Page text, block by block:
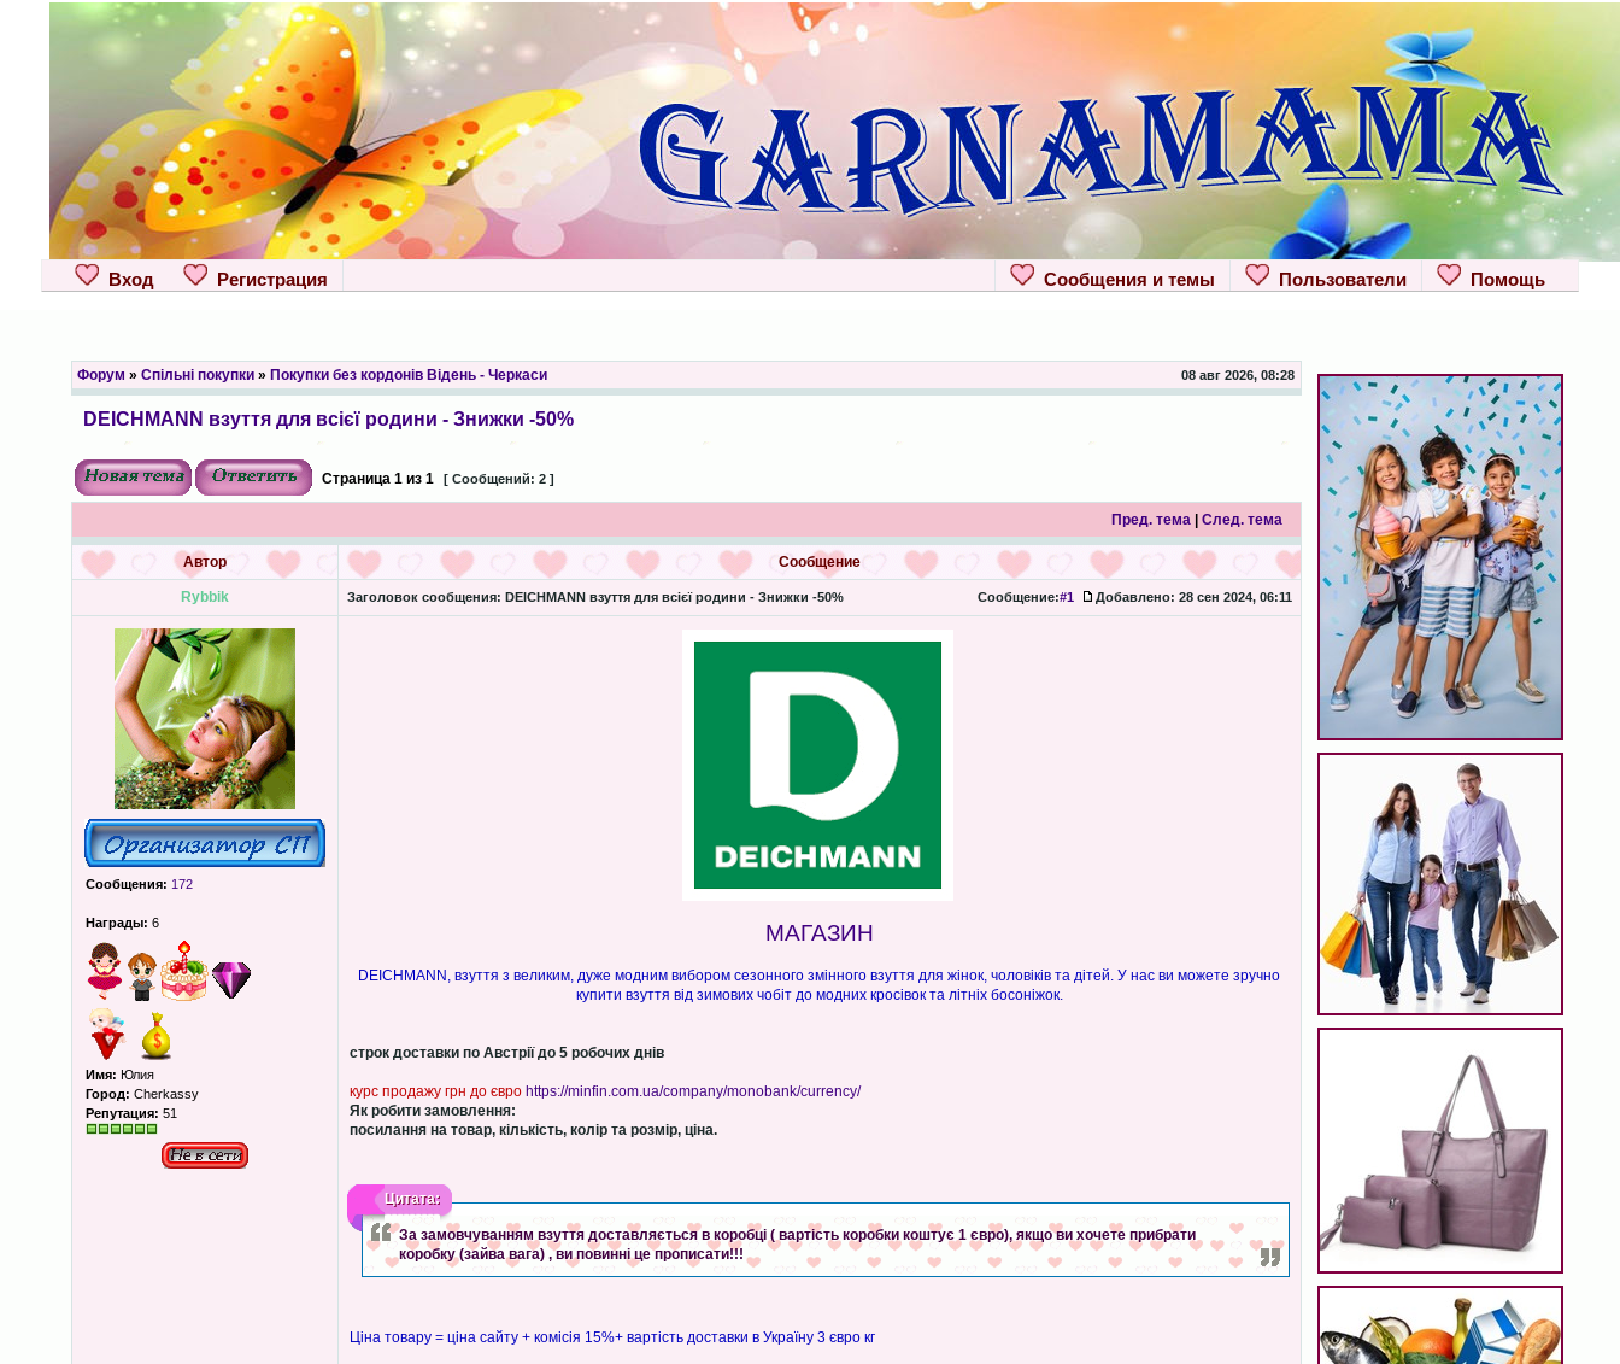
Вход Регистрация Помощь
Пользователи
Сообщения и темы
Форум » Спільні покупки» Покупки без кордонів Відень - Черкаси 08 авг 2026, 08:28
DEICHMANN взуття для всієї родини - Знижки -50%
Страница 1из 1 [ Сообщений: 2 ]
Пред. тема| След. тема
Автор Сообщение
Rybbik Заголовок сообщения: DEICHMANN взуття для всієї родини - Знижки -50% Сообщение:#1 Добавлено: 28 сен 2024, 06:11
Сообщения: 172
Награды: 6
Имя: Юлия
Город: Cherkassy
Репутация: 51
МАГАЗИН
DEICHMANN, взуття з великим, дуже модним вибором сезонного змінного взуття для жінок, чоловіків та дітей. У нас ви можете зручно
купити взуття від зимових чобіт до модних кросівок та літніх босоніжок.
строк доставки по Австрії до 5 робочих днів
курс продажу грн до євро https://minfin.com.ua/company/monobank/currency/
Як робити замовлення:
посилання на товар, кількість, колір та розмір, ціна.
Цитата:
За замовчуванням взуття доставляється в коробці ( вартість коробки коштує 1 євро), якщо ви хочете прибрати
коробку (зайва вага) , ви повинні це прописати!!!
Ціна товару = ціна сайту + комісія 15%+ вартість доставки в Україну 3 євро кг